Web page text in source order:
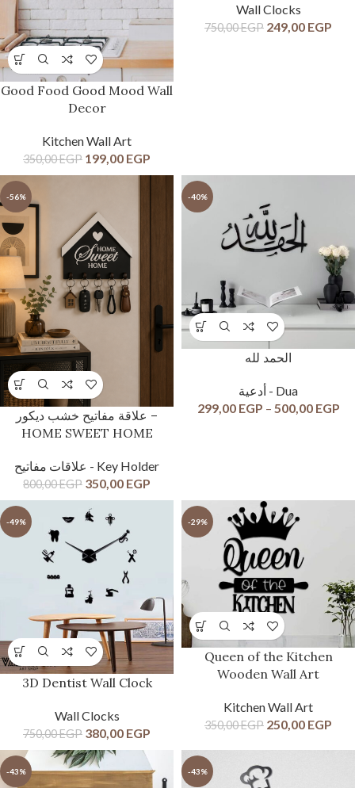
Good Food Good Mood Wall
Decor
Kitchen Wall Art
350,00EGP 199,00 EGP
Wall Clocks
750,00EGP 249,00 EGP
-56%
علاقة مفاتيح خشب ديكور –
HOME SWEET HOME
علاقات مفاتيح - Key Holder
800,00EGP 350,00 EGP
-40%
الحمد لله
أدعية - Dua
299,00 EGP – 500,00 EGP
-49%
3D Dentist Wall Clock
Wall Clocks
750,00EGP 380,00 EGP
-29%
Queen of the Kitchen
Wooden Wall Art
Kitchen Wall Art
350,00EGP 250,00 EGP
-43% -43%